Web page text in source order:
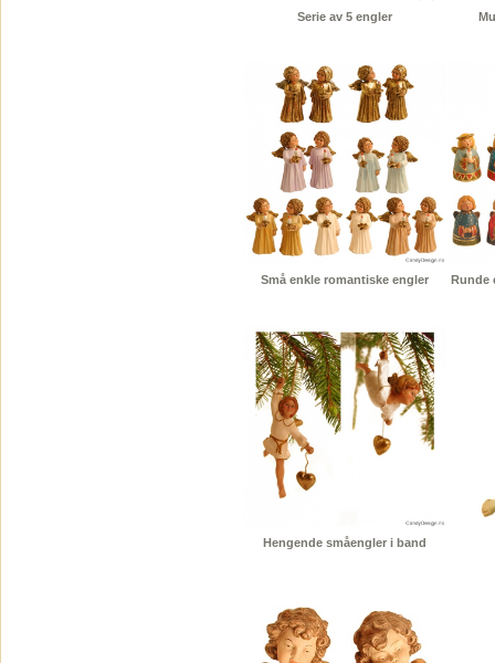
Serie av 5 engler
Små enkle romantiske engler Runde
Hengende småengler i band